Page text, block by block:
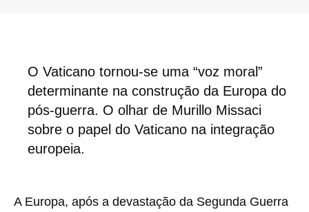
O Vaticano tornou-se uma “voz moral”
determinante na construção da Europa do
pós-guerra. O olhar de Murillo Missaci
sobre o papel do Vaticano na integração
europeia.
A Europa, após a devastação da Segunda Guerra